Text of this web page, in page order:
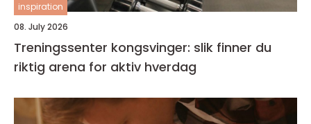
inspiration
08. July 2026
Treningssenter kongsvinger: slik finner du
riktig arena for aktiv hverdag